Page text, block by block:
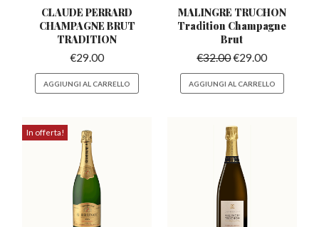
CLAUDE PERRARD
CHAMPAGNE BRUT
TRADITION
€29.00
AGGIUNGI AL CARRELLO
MALINGRE TRUCHON
Tradition Champagne
Brut
€32.00€29.00
AGGIUNGI AL CARRELLO
In offerta!